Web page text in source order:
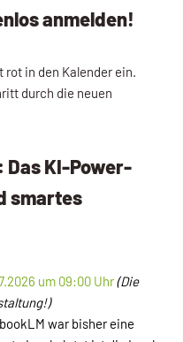
anmelden!
in den Kalender ein.
durch die neuen
Das KI-Power-
smartes
um 09:00 Uhr(Die
war bisher eine